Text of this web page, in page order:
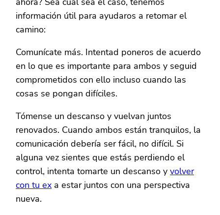
información útil para ayudaros a retomar el
camino:
Comunícate más. Intentad poneros de acuerdo
en lo que es importante para ambos y seguid
comprometidos con ello incluso cuando las
cosas se pongan difíciles.
Tómense un descanso y vuelvan juntos
renovados. Cuando ambos están tranquilos, la
comunicación debería ser fácil, no difícil. Si
alguna vez sientes que estás perdiendo el
control, intenta tomarte un descanso y volver
con tu ex a estar juntos con una perspectiva
nueva.